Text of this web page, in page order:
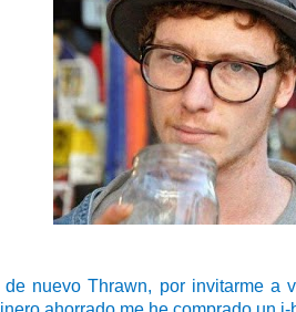
de nuevo Thrawn, por invitarme a